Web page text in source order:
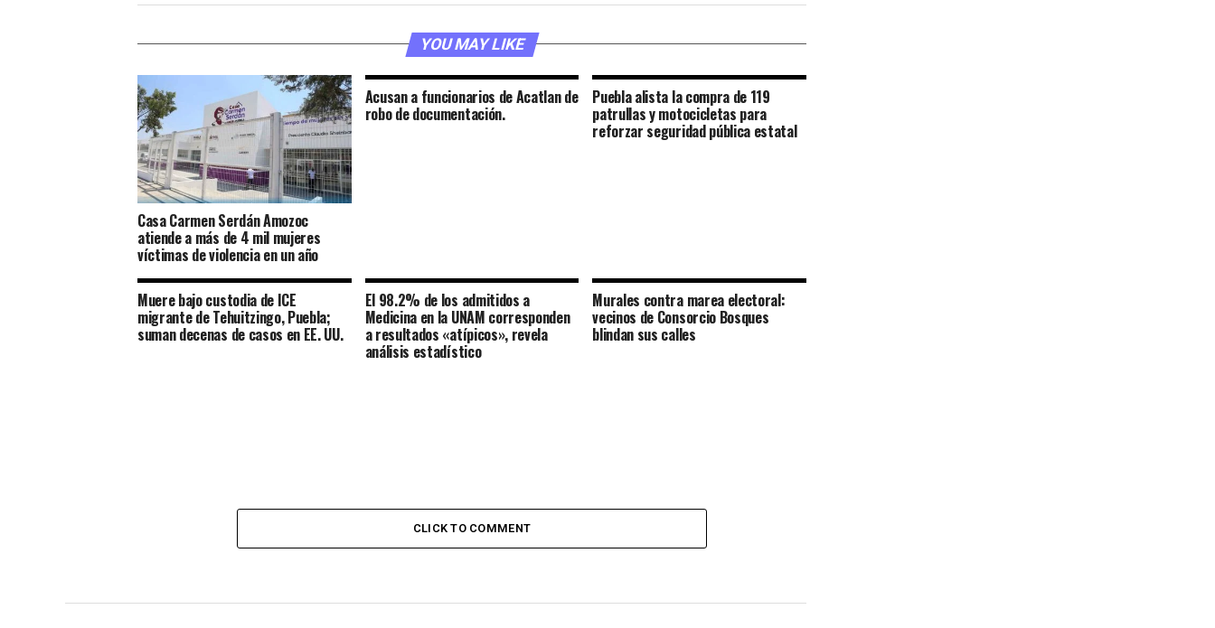
YOU MAY LIKE
Casa Carmen Serdán Amozoc
atiende a más de 4 mil mujeres
víctimas de violencia en un año
Acusan a funcionarios de Acatlan de
robo de documentación.
Puebla alista la compra de 119
patrullas y motocicletas para
reforzar seguridad pública estatal
Muere bajo custodia de ICE
migrante de Tehuitzingo, Puebla;
suman decenas de casos en EE. UU.
El 98.2% de los admitidos a
Medicina en la UNAM corresponden
a resultados «atípicos», revela
análisis estadístico
Murales contra marea electoral:
vecinos de Consorcio Bosques
blindan sus calles
CLICK TO COMMENT